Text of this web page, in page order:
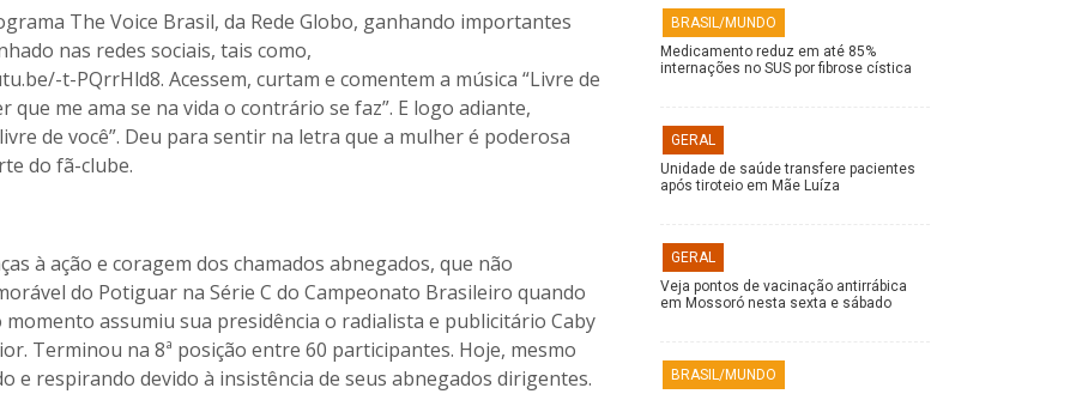
The Voice Brasil, da Rede Globo, ganhando importantes
nas redes sociais, tais como,
t-PQrrHld8. Acessem, curtam e comentem a música “Livre de
que me ama se na vida o contrário se faz”. E logo adiante,
de você”. Deu para sentir na letra que a mulher é poderosa
do fã-clube.
à ação e coragem dos chamados abnegados, que não
do Potiguar na Série C do Campeonato Brasileiro quando
assumiu sua presidência o radialista e publicitário Caby
Terminou na 8ª posição entre 60 participantes. Hoje, mesmo
e respirando devido à insistência de seus abnegados dirigentes.
BRASIL/MUNDO
Medicamento reduz em até 85%
internações no SUS por fibrose cística
GERAL
Unidade de saúde transfere pacientes
após tiroteio em Mãe Luíza
GERAL
Veja pontos de vacinação antirrábica
em Mossoró nesta sexta e sábado
BRASIL/MUNDO